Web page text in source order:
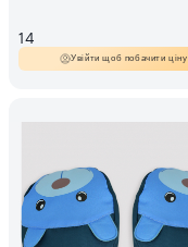
14
Увійти щоб побачити ціну